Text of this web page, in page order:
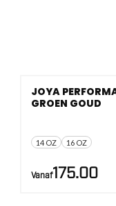
14 OZ 16 OZ
JOYA
GROEN GOUD
Vanaf175.00